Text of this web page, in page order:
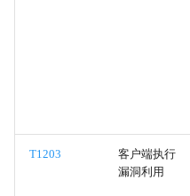
剪贴板数据
T1203
客户端执行
漏洞利用